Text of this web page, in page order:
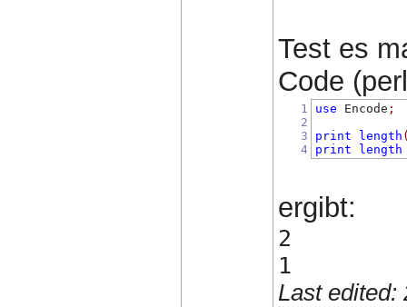
Test es
Code
1
2
3
4
use Encode ;
print
length
print
length
ergibt:
2
1
Last edited: